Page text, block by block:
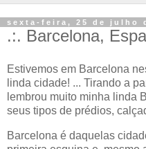
sexta-feira, 25 de julho
.:. Barcelona,
Estivemos em Barcelona
linda cidade! ... Tirando a
lembrou muito minha linda
seus tipos de prédios,
Barcelona é daquelas